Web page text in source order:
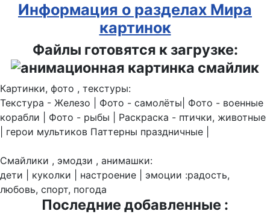
Информация о разделах Мира
картинок
Файлы готовятся к загрузке:
Картинки, фото , текстуры:
Текстура - Железо | Фото - самолёты| Фото - военные
корабли | Фото - рыбы | Раскраска - птички, животные
| герои мультиков Паттерны праздничные |
Смайлики , эмодзи , анимашки:
дети | куколки | настроение | эмоции :радость,
любовь, спорт, погода
Последние добавленные :